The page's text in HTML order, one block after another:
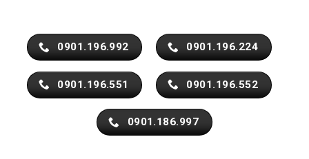
0901.196.992 0901.196.224
0901.196.551 0901.196.552
0901.186.997